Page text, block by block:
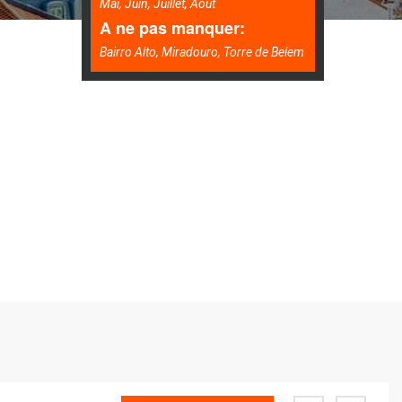
Mai, Juin, Juillet, Août
A ne pas manquer:
Bairro Alto, Miradouro, Torre de Belem